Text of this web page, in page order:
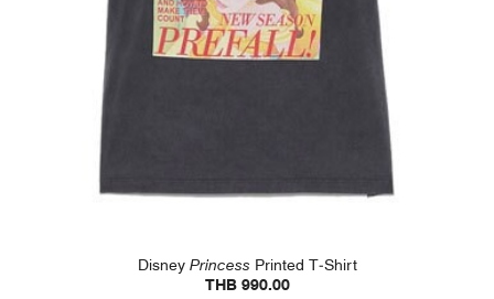
DisneyPrincess Printed T-Shirt
THB 990.00